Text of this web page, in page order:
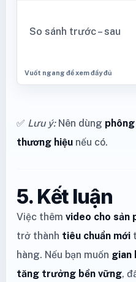
So sánh trước – sau
✅ Lưu ý:Nên dùng
thương hiệu nếu có.
5. Kết luận
Việc thêm video cho sản
trở thành tiêu chuẩn mới
hàng. Nếu bạn muốn gian
tăng trưởng bền vững,